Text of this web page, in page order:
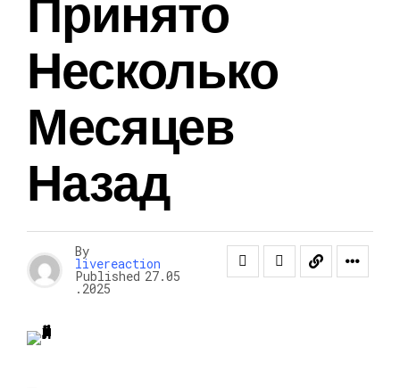
Принято
Несколько
Месяцев
Назад
By
livereaction
Published 27.05
.2025